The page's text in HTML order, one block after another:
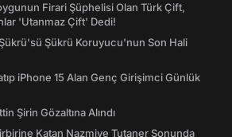
Firari Şüphelisi Olan Türk Çift,
'Utanmaz Çift' Dedi!
Şükrü Koruyucu'nun Son Hali
iPhone 15 Alan Genç Girişimci Günlük
Şirin Gözaltına Alındı
Katan Nazmiye Tutaner Sonunda